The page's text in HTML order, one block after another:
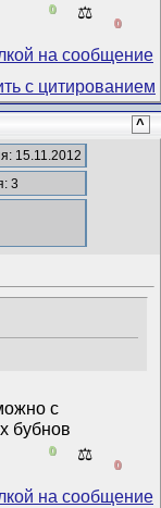
0 ⚖️
0
^
15.11.2012
3
с
бубнов
0 ⚖️
0